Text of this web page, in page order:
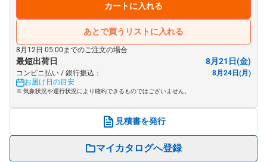
カートに入れる
あとで買うリストに入れる
8月12日 05:00までのご注文の場合
最短出荷日 8月21日(金)
コンビニ払い / 銀行振込：
8月24日(月)
お届け日の目安
※ 気象状況や運行状況により確約できるものではございません。
見積書を発行
マイカタログへ登録